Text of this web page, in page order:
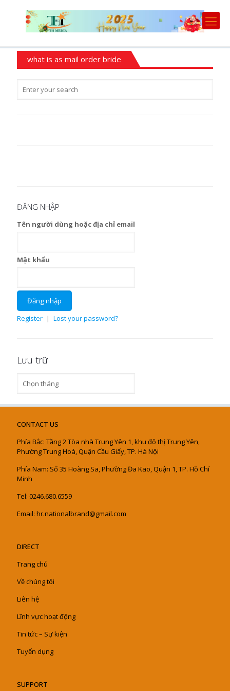
what is as mail order bride
ĐĂNG NHẬP
Tên người dùng hoặc địa chỉ email
Mật khẩu
Register | Lost your password?
Lưu trữ
trữ
CONTACT US
Phía Bắc: Tầng 2 Tòa nhà Trung Yên 1, khu đô thị Trung Yên,
Phường Trung Hoà, Quận Cầu Giấy, TP. Hà Nội
Phía Nam: Số 35 Hoàng Sa, Phường Đa Kao, Quận 1, TP. Hồ Chí
Minh
Tel: 0246.680.6559
Email: hr.nationalbrand@gmail.com
DIRECT
Trang chủ
Về chúng tôi
Liên hệ
Lĩnh vực hoạt động
Tin tức – Sự kiện
Tuyển dụng
SUPPORT